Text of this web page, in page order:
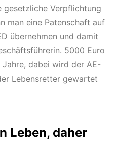
gesetzliche Verpflichtung
man eine Patenschaft auf
übernehmen und damit
5000 Euro
dabei wird der AE-
Lebensretter gewartet
Leben, daher